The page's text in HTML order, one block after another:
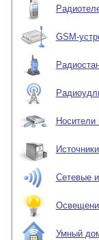
GSM-
Сетевые
Умный